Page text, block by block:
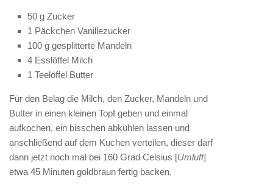
50 g Zucker
1 Päckchen Vanillezucker
100 g gesplitterte Mandeln
4 Esslöffel Milch
1 Teelöffel Butter
Für den Belag die Milch, den Zucker, Mandeln und
Butter in einen kleinen Topf geben und einmal
aufkochen, ein bisschen abkühlen lassen und
anschließend auf dem Kuchen verteilen, dieser darf
dann jetzt noch mal bei 160 Grad Celsius [Umluft]
etwa 45 Minuten goldbraun fertig backen.